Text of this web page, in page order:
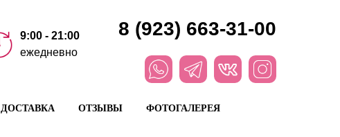
9:00 - 21:00
ежедневно
8 (923) 663-31-00
ДОСТАВКА ОТЗЫВЫ
ФОТОГАЛЕРЕЯ